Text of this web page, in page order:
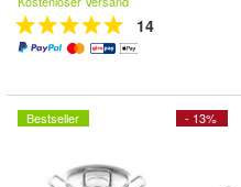
14
- 13%
Bestseller